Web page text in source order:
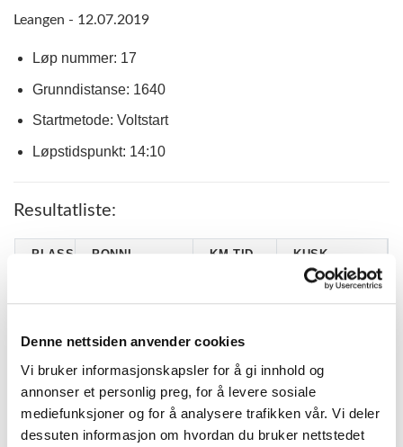
Denne nettsiden anvender cookies
Vi bruker informasjonskapsler for å gi innhold og
annonser et personlig preg, for å levere sosiale
mediefunksjoner og for å analysere trafikken vår. Vi deler
dessuten informasjon om hvordan du bruker nettstedet
Leangen - 12.07.2019
Løp nummer: 17
Grunndistanse: 1640
Startmetode: Voltstart
Løpstidspunkt: 14:10
Resultatliste:
PLASS PONNI KM.TID. KUSK
ADRIAN SCHEI
HARRY (S)*
2.43,5
3
PONNYHAUGENS
SIGURD
2.36,1
HANNAH
OSMARK
4
GÅRDER`S
CLOUDBERRY*
2.23,6
MAREN
GRENNE